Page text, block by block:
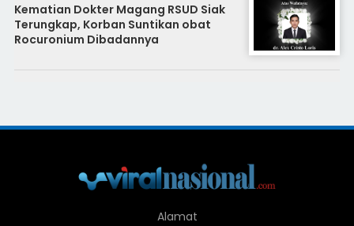
Kematian Dokter Magang RSUD Siak
Terungkap, Korban Suntikan obat
Rocuronium Dibadannya
Alamat